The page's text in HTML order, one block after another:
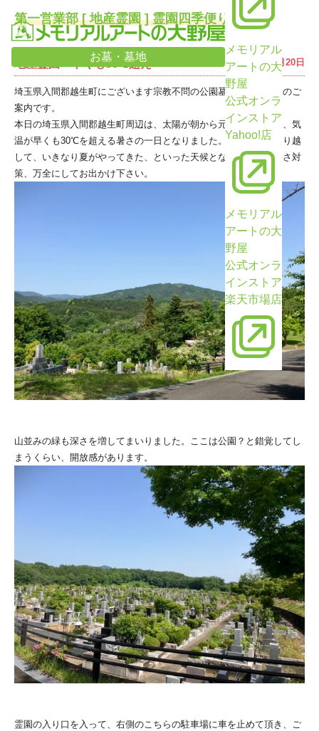
お墓・墓地
メモリアル
アートの大
野屋
公式オンラ
インストア
Yahoo!店
メモリアル
アートの大
野屋
公式オンラ
インストア
楽天市場店
第一営業部 [ 地産霊園 ] 霊園四季便り詳細
地産霊園 早くも30℃超え 2025年5月20日
埼玉県入間郡越生町にございます宗教不問の公園墓地、地産霊園のご
案内です。
本日の埼玉県入間郡越生町周辺は、太陽が朝から元気に照り付け、気
温が早くも30℃を超える暑さの一日となりました。梅雨時期を通り越
して、いきなり夏がやってきた、といった天候となりました。暑さ対
策、万全にしてお出かけ下さい。
山並みの緑も深さを増してまいりました。ここは公園？と錯覚してし
まうくらい、開放感があります。
霊園の入り口を入って、右側のこちらの駐車場に車を止めて頂き、ご